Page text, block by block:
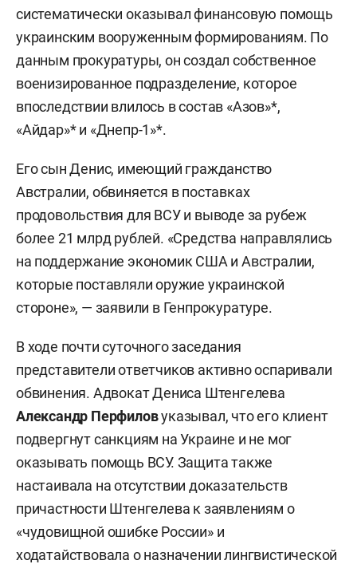
систематически оказывал финансовую помощь
украинским вооруженным формированиям. По
данным прокуратуры, он создал собственное
военизированное подразделение, которое
впоследствии влилось в состав «Азов»*,
«Айдар»* и «Днепр-1»*.
Его сын Денис, имеющий гражданство
Австралии, обвиняется в поставках
продовольствия для ВСУ и выводе за рубеж
более 21 млрд рублей. «Средства направлялись
на поддержание экономик США и Австралии,
которые поставляли оружие украинской
стороне», — заявили в Генпрокуратуре.
В ходе почти суточного заседания
представители ответчиков активно оспаривали
обвинения. Адвокат Дениса Штенгелева
Александр Перфиловуказывал, что его клиент
подвергнут санкциям на Украине и не мог
оказывать помощь ВСУ. Защита также
настаивала на отсутствии доказательств
причастности Штенгелева к заявлениям о
«чудовищной ошибке России» и
ходатайствовала о назначении лингвистической